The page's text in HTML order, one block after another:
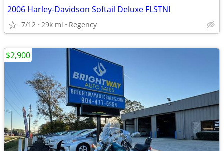
2006 Harley-Davidson Softail Deluxe FLSTNI
7/12 29k mi Regency
$2,900